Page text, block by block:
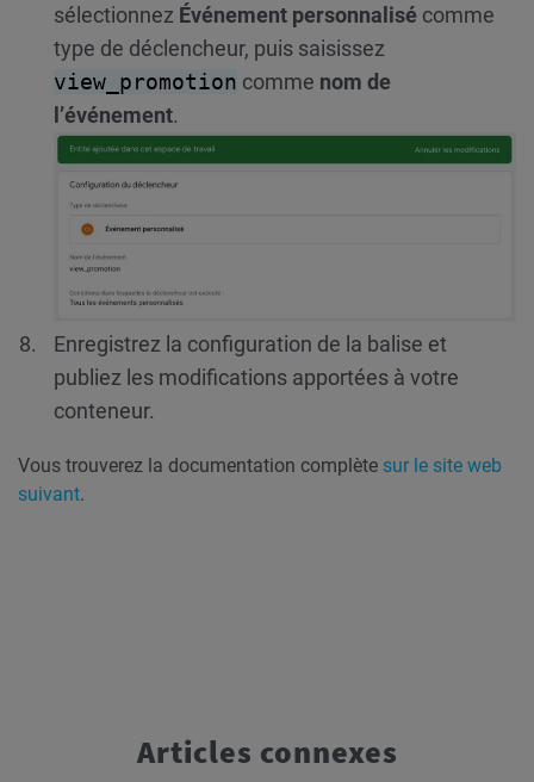
sélectionnez Événement personnalisé comme
type de déclencheur, puis saisissez
view_promotion comme nom de
l’événement.
Enregistrez la configuration de la balise et
publiez les modifications apportées à votre
conteneur.
Vous trouverez la documentation complète sur le site web
suivant.
Articles connexes